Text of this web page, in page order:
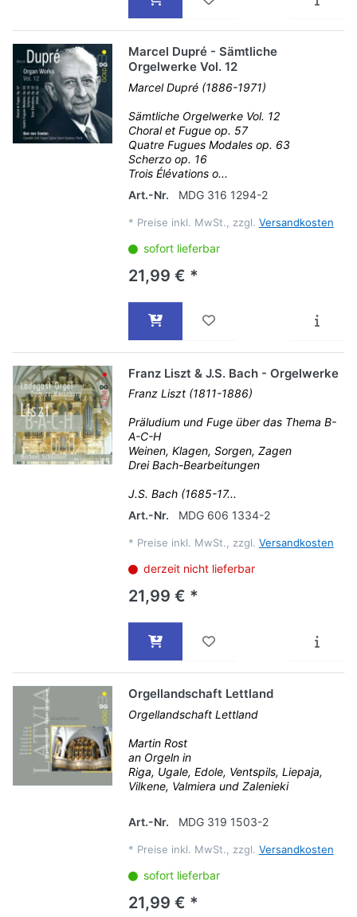
Marcel Dupré - Sämtliche
Orgelwerke Vol. 12
Marcel Dupré (1886-1971)
Sämtliche Orgelwerke Vol. 12
Choral et Fugue op. 57
Quatre Fugues Modales op. 63
Scherzo op. 16
Trois Élévations o...
Art.-Nr.
MDG 316 1294-2
* Preise inkl. MwSt., zzgl. Versandkosten
sofort lieferbar
21,99 € *
Franz Liszt & J.S. Bach - Orgelwerke
Franz Liszt (1811-1886)
Präludium und Fuge über das Thema B-
A-C-H
Weinen, Klagen, Sorgen, Zagen
Drei Bach-Bearbeitungen
J.S. Bach (1685-17...
Art.-Nr.
MDG 606 1334-2
* Preise inkl. MwSt., zzgl. Versandkosten
derzeit nicht lieferbar
21,99 € *
Orgellandschaft Lettland
Orgellandschaft Lettland
Martin Rost
an Orgeln in
Riga, Ugale, Edole, Ventspils, Liepaja,
Vilkene, Valmiera und Zalenieki
Art.-Nr. MDG 319 1503-2
* Preise inkl. MwSt., zzgl. Versandkosten
sofort lieferbar
21,99 € *